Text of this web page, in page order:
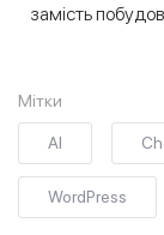
замість
Мітки
AI
WordPress